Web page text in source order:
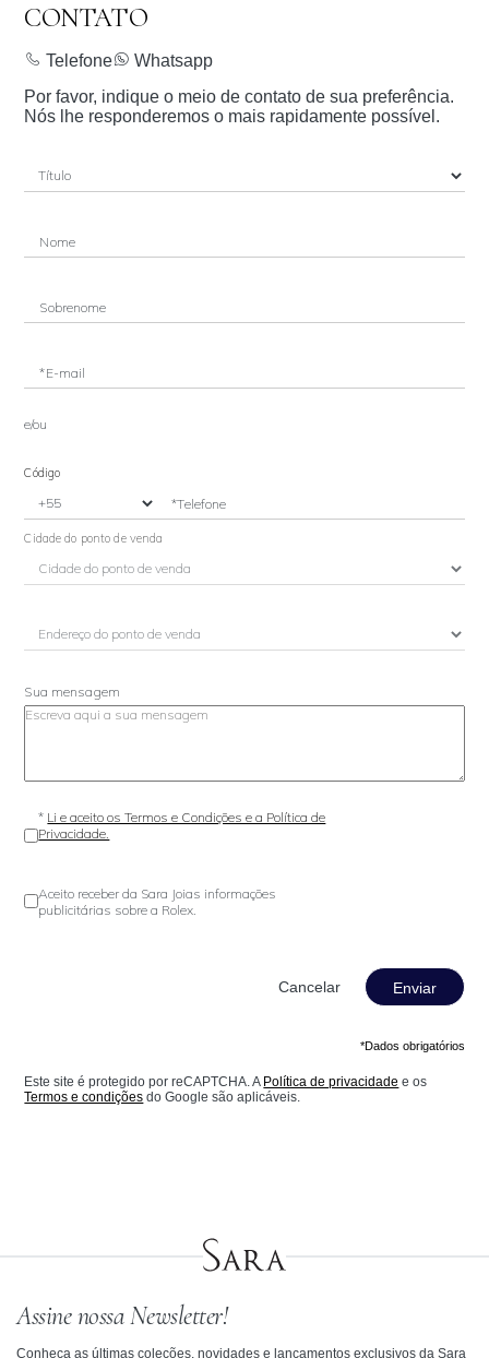
CONTATO
Telefone
Whatsapp
Por favor, indique o meio de contato de sua preferência.
Nós lhe responderemos o mais rapidamente possível.
Nome
Sobrenome
*E-mail
e/ou
Código
*Telefone
Cidade do ponto de venda
Sua mensagem
* Li e aceito os Termos e Condições e a Política de
Privacidade.
Aceito receber da Sara Joias informações
publicitárias sobre a Rolex.
Enviar
*Dados obrigatórios
Este site é protegido por reCAPTCHA. A Política de privacidade e os
Termos e condições do Google são aplicáveis.
Assine nossa Newsletter!
Conheça as últimas coleções, novidades e lançamentos exclusivos da Sara